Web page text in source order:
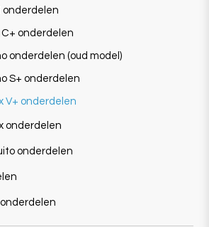
onderdelen
onderdelen
onderdelen (oud model)
S+ onderdelen
V+ onderdelen
onderdelen
onderdelen